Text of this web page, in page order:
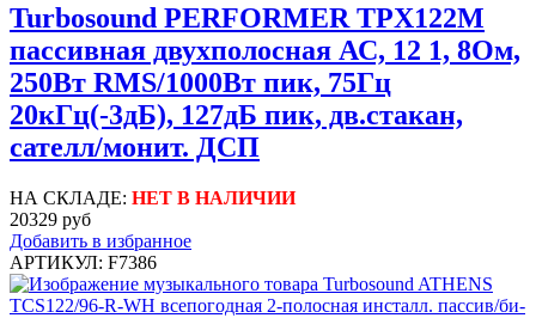
Turbosound PERFORMER TPX122M
пассивная двухполосная АС, 12 1, 8Ом,
250Вт RMS/1000Вт пик, 75Гц
20кГц(-3дБ), 127дБ пик, дв.стакан,
сателл/монит. ДСП
НА СКЛАДЕ: НЕТ В НАЛИЧИИ
20329 руб
Добавить в избранное
АРТИКУЛ: F7386